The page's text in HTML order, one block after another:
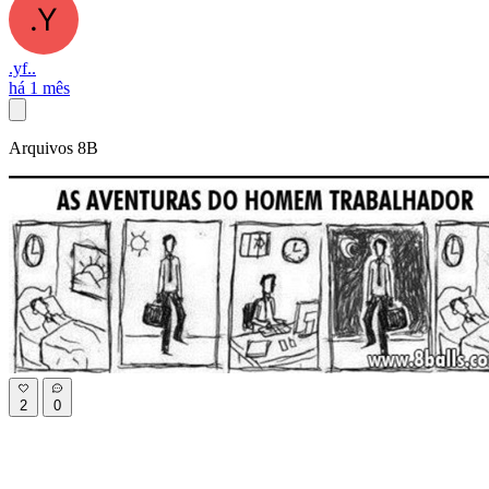
.yf..
há 1 mês
Arquivos 8B
2 0